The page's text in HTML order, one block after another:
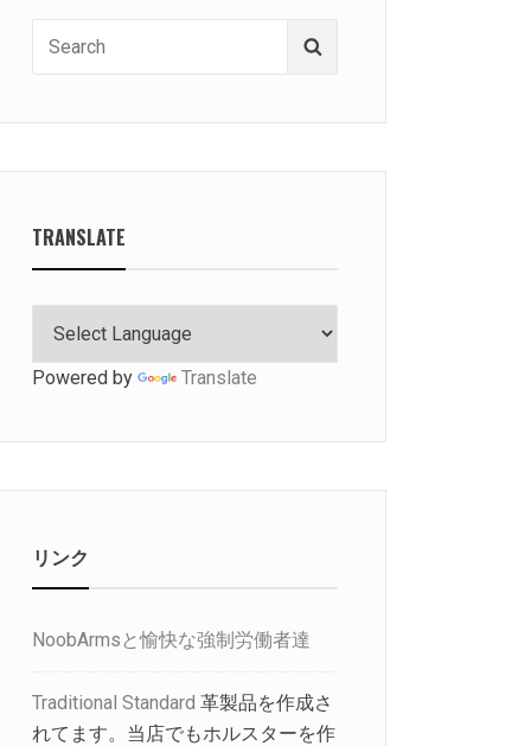
TRANSLATE
Powered by Translate
リンク
NoobArmsと愉快な強制労働者達
Traditional Standard 革製品を作成さ
れてます。当店でもホルスターを作